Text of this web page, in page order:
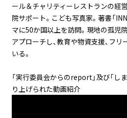
ール＆チャリティーレストランの経
院サポート。こども写真家。著書「
マに50か国以上を訪問。現地の孤児
アプローチし、教育や物資支援、フ
いる。
「実行委員会からのreport」及び「し
り上げられた動画紹介